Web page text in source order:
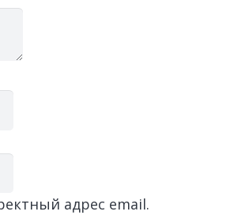
адрес email.